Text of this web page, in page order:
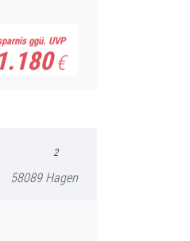
ggü. UVP
€
2
58089 Hagen